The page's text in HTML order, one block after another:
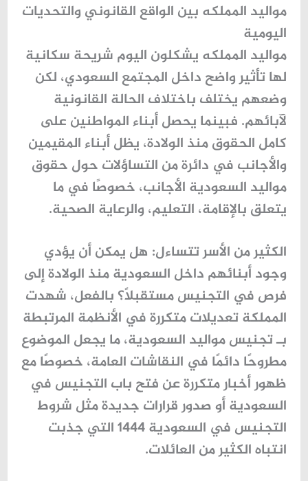
مواليد المملكه بين الواقع القانوني والتحديات
اليومية
مواليد المملكه يشكلون اليوم شريحة سكانية
لها تأثير واضح داخل المجتمع السعودي، لكن
وضعهم يختلف باختلاف الحالة القانونية
لآبائهم. فبينما يحصل أبناء المواطنين على
كامل الحقوق منذ الولادة، يظل أبناء المقيمين
والأجانب في دائرة من التساؤلات حول حقوق
مواليد السعودية الأجانب، خصوصًا في ما
يتعلق بالإقامة، التعليم، والرعاية الصحية.
الكثير من الأسر تتساءل: هل يمكن أن يؤدي
وجود أبنائهم داخل السعودية منذ الولادة إلى
فرص في التجنيس مستقبلاً؟ بالفعل، شهدت
المملكة تعديلات متكررة في الأنظمة المرتبطة
بـتجنيس مواليد السعودية، ما يجعل الموضوع
مطروحًا دائمًا في النقاشات العامة، خصوصًا مع
ظهور أخبار متكررة عن فتح باب التجنيس في
السعودية أو صدور قرارات جديدة مثل شروط
التجنيس في السعودية 1444 التي جذبت
انتباه الكثير من العائلات.